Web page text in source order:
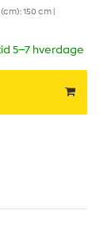
150 cm |
5–7 hverdage